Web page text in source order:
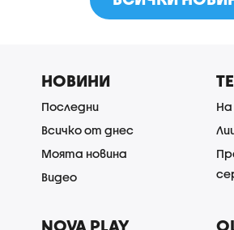
НОВИНИ
Последни
Всичко от днес
Моята новина
Видео
NOVA PLAY